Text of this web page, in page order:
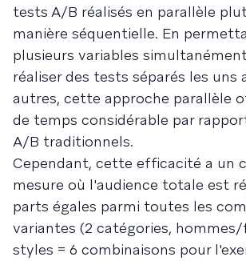
tests A/B réalisés en parallèle
manière séquentielle. En
plusieurs variables
réaliser des tests séparés les uns
autres, cette approche parallèle
de temps considérable par
A/B traditionnels.
Cependant, cette efficacité a un
mesure où l'audience totale est
parts égales parmi toutes les
variantes (2 catégories,
styles = 6 combinaisons pour